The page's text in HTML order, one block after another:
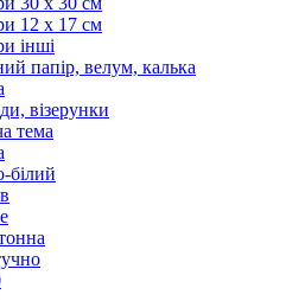
12 х 17 см
інші
папір, велум, калька
візерунки
тема
білий